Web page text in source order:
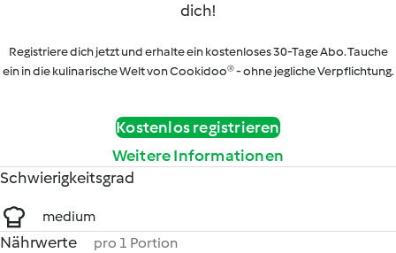
dich!
Registriere dich jetzt und erhalte ein kostenloses 30-Tage Abo. Tauche
ein in die kulinarische Welt von Cookidoo® - ohne jegliche Verpflichtung.
Kostenlos registrieren
Weitere Informationen
Schwierigkeitsgrad
medium
Nährwerte pro 1 Portion